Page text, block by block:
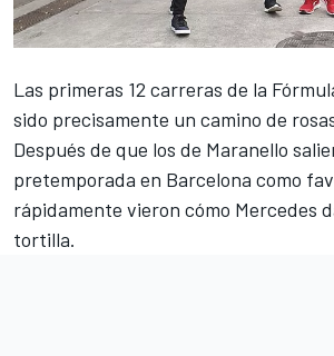
Las primeras 12 carreras de la
sido precisamente un camino de
Después de que los de Maranello
pretemporada en Barcelona como
rápidamente vieron cómo Mercedes
tortilla.